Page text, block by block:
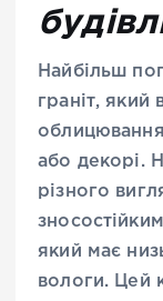
Найбільш
граніт,
або декорі.
різного
який має
вологи. Цей